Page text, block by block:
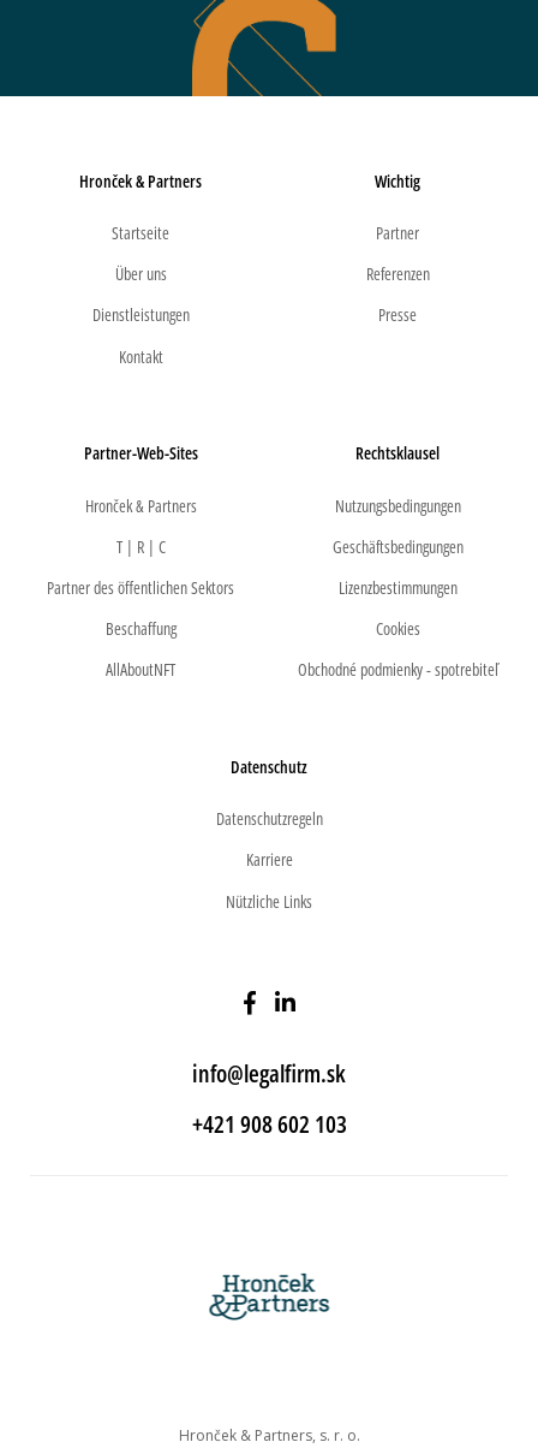
Hronček & Partners
Startseite
Über uns
Dienstleistungen
Kontakt
Wichtig
Partner
Referenzen
Presse
Partner-Web-Sites
Hronček & Partners
T | R | C
Partner des öffentlichen Sektors
Beschaffung
AllAboutNFT
Rechtsklausel
Nutzungsbedingungen
Geschäftsbedingungen
Lizenzbestimmungen
Cookies
Obchodné podmienky - spotrebiteľ
Datenschutz
Datenschutzregeln
Karriere
Nützliche Links
info@legalfirm.sk
+421 908 602 103
Hronček & Partners, s. r. o.